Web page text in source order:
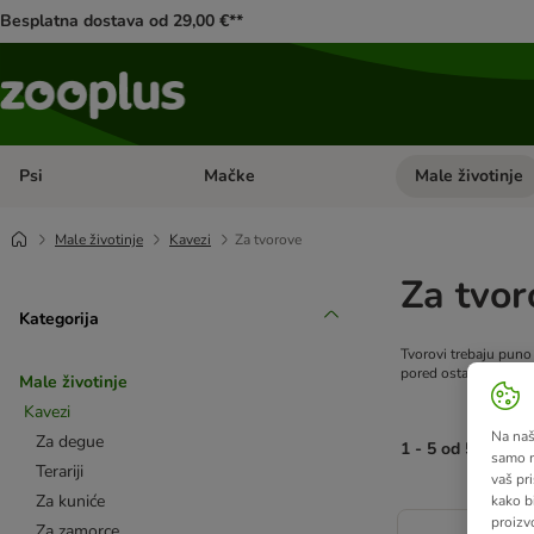
Besplatna dostava od 29,00 €**
Psi Pregled kategorija: Psi
Mačke Pregled kategorija:
Male životinje
Male životinje Kavezi Za tvorove
Kategorija
Male životinje
Kavezi
Za degue
Terariji
Za kuniće
Za
Tvorovi trebaju
pored ostale
1 - 5 od 5
artikli proizvoda
Na
samo
vaš
kako